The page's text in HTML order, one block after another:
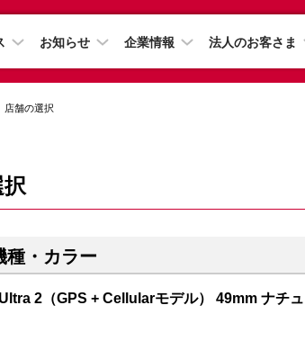
お知らせ 企業情報 法人のお客さま
店舗の選択
種・カラー
2（GPS + Cellularモデル） 49mm ナチ